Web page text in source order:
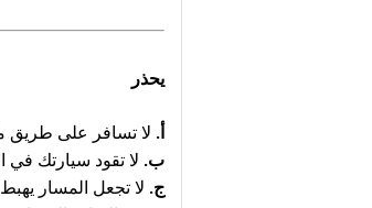
يحذر
أ. لا تسافر على طريق
ب. لا تقود سيارتك في
ج. لا تجعل المسار